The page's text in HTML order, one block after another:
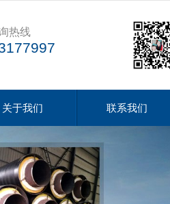
热线
关于我们 联系我们